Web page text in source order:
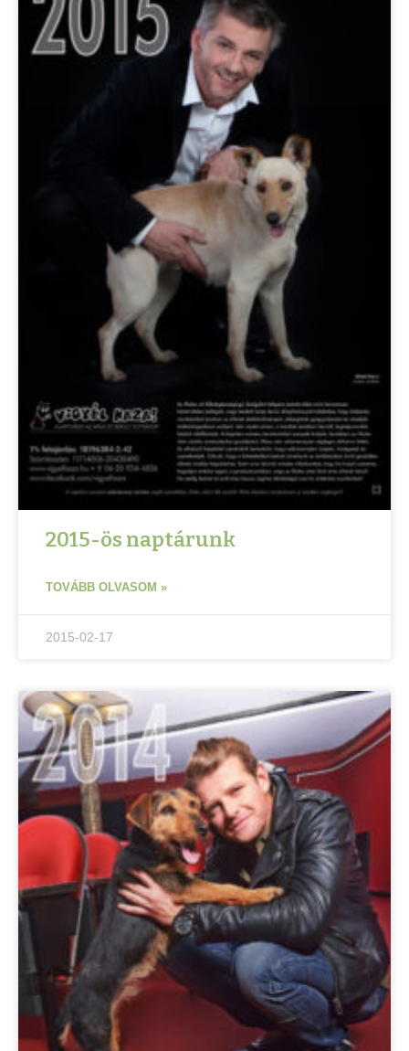
2015-ös naptárunk
TOVÁBB OLVASOM »
2015-02-17